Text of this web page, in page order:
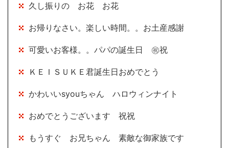
久し振りの お花 お花
お帰りなさい。楽しい時間。。お土産感謝
可愛いお客様。。パパの誕生日 ㊗祝
ＫＥＩＳＵＫＥ君誕生日おめでとう
かわいいsyouちゃん ハロウィンナイト
おめでとうございます 祝祝
もうすぐ お兄ちゃん 素敵な御家族です